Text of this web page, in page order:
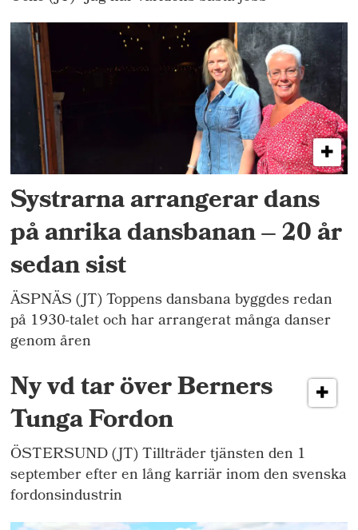
Systrarna arrangerar dans
på anrika dansbanan – 20 år
sedan sist
ÄSPNÄS (JT) Toppens dansbana byggdes redan
på 1930-talet och har arrangerat många danser
genom åren
Ny vd tar över Berners
Tunga Fordon
ÖSTERSUND (JT) Tillträder tjänsten den 1
september efter en lång karriär inom den svenska
fordonsindustrin